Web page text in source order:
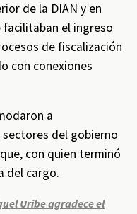
de la DIAN y en
el ingreso
de fiscalización
con conexiones
a
del gobierno
con quien terminó
del cargo.
Uribe agradece el